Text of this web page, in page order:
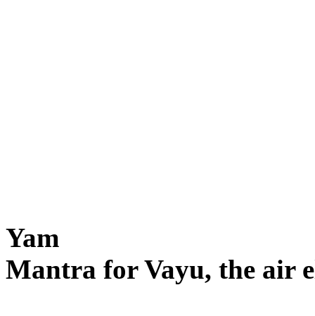
Yam
Mantra for Vayu, the air